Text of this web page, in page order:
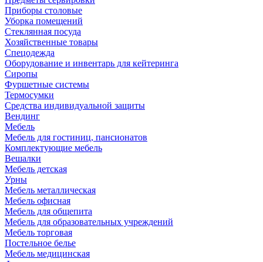
Приборы столовые
Уборка помещений
Стеклянная посуда
Хозяйственные товары
Спецодежда
Оборудование и инвентарь для кейтеринга
Сиропы
Фуршетные системы
Термосумки
Средства индивидуальной защиты
Вендинг
Мебель
Мебель для гостиниц, пансионатов
Комплектующие мебель
Вешалки
Мебель детская
Урны
Мебель металлическая
Мебель офисная
Мебель для общепита
Мебель для образовательных учреждений
Мебель торговая
Постельное белье
Мебель медицинская